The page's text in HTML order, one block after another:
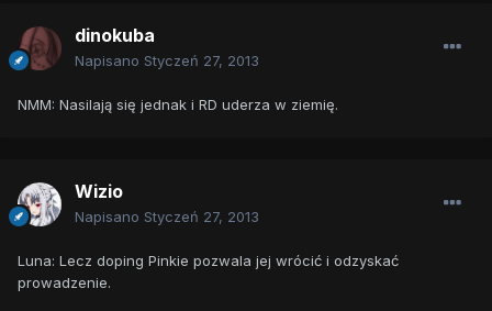
dinokuba
Napisano Styczeń 27, 2013
NMM: Nasilają się jednak i RD uderza w ziemię.
Wizio
Napisano Styczeń 27, 2013
Luna: Lecz doping Pinkie pozwala jej wrócić i odzyskać
prowadzenie.